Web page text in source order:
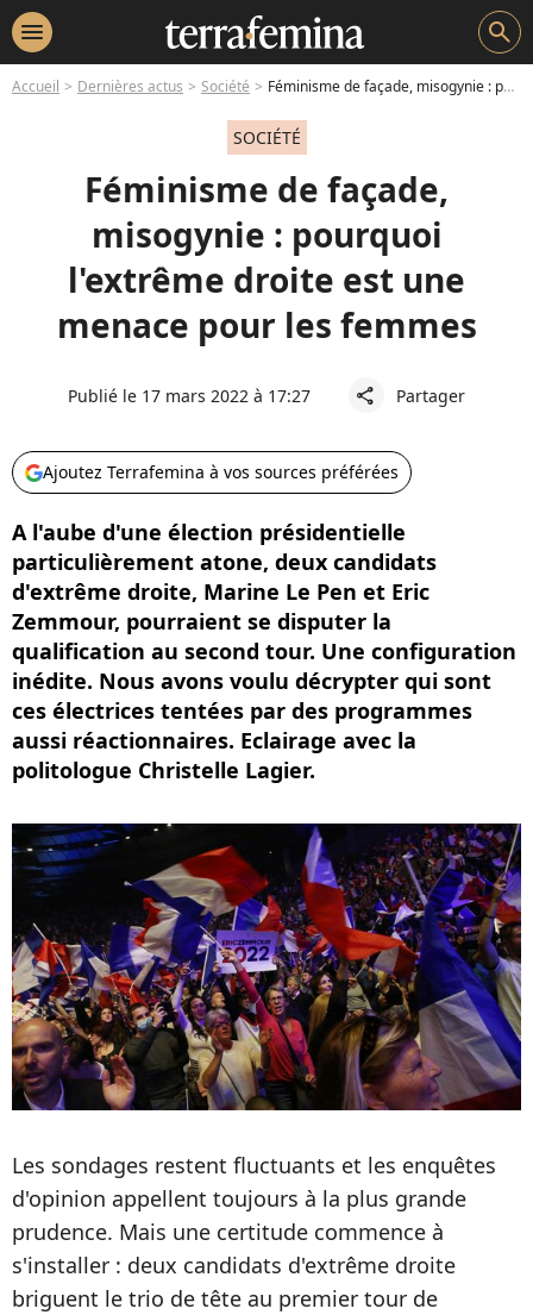
menu search
Accueil Dernières actus Société Féminisme de façade, misogynie : pourquoi l'extrême droite est une menace pour les femmes
SOCIÉTÉ
Féminisme de façade,
misogynie : pourquoi
l'extrême droite est une
menace pour les femmes
Publié le 17 mars 2022 à 17:27 share Partager
Ajoutez Terrafemina à vos sources préférées
A l'aube d'une élection présidentielle
particulièrement atone, deux candidats
d'extrême droite, Marine Le Pen et Eric
Zemmour, pourraient se disputer la
qualification au second tour. Une configuration
inédite. Nous avons voulu décrypter qui sont
ces électrices tentées par des programmes
aussi réactionnaires. Eclairage avec la
politologue Christelle Lagier.
Les sondages restent fluctuants et les enquêtes
d'opinion appellent toujours à la plus grande
prudence. Mais une certitude commence à
s'installer : deux candidats d'extrême droite
briguent le trio de tête au premier tour de